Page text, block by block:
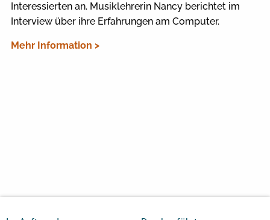
Interessierten an. Musiklehrerin Nancy berichtet im
Interview über ihre Erfahrungen am Computer.
Mehr Information >